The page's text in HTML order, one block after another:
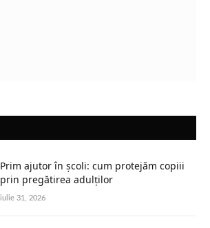
Prim ajutor în școli: cum protejăm copiii
prin pregătirea adulților
iulie 31, 2026